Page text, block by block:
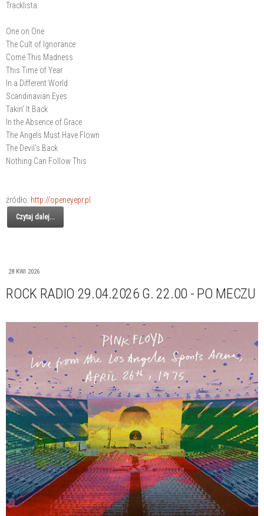
Tracklista:
One on One
The Cult of Ignorance
Come This Madness
This Time of Year
In a Different World
Scandinavian Eyes
Takin' It Back
In the Absence of Grace
The Angels Must Have Flown
The Devil's Back
Nothing Can Follow This
źródło: http://openeyepr.pl
Czytaj dalej...
28 KWI 2026
ROCK RADIO 29.04.2026 G. 22.00 - PO MECZU